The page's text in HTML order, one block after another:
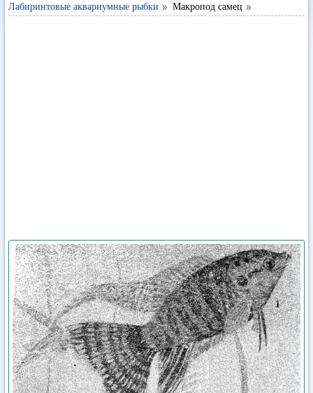
Лабиринтовые аквариумные рыбки
Макропод самец